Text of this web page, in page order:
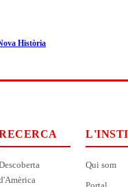
Història
Qui som